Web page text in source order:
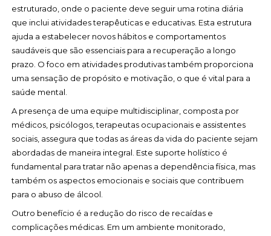
estruturado, onde o paciente deve seguir uma rotina diária
que inclui atividades terapêuticas e educativas. Esta estrutura
ajuda a estabelecer novos hábitos e comportamentos
saudáveis que são essenciais para a recuperação a longo
prazo. O foco em atividades produtivas também proporciona
uma sensação de propósito e motivação, o que é vital para a
saúde mental.
A presença de uma equipe multidisciplinar, composta por
médicos, psicólogos, terapeutas ocupacionais e assistentes
sociais, assegura que todas as áreas da vida do paciente sejam
abordadas de maneira integral. Este suporte holístico é
fundamental para tratar não apenas a dependência física, mas
também os aspectos emocionais e sociais que contribuem
para o abuso de álcool.
Outro benefício é a redução do risco de recaídas e
complicações médicas. Em um ambiente monitorado,